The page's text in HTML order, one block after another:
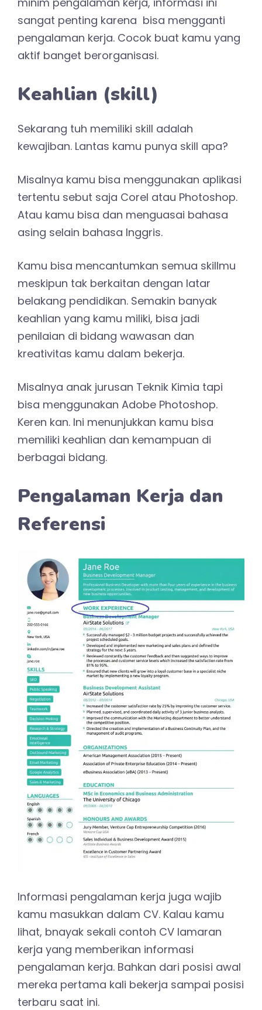
sangat penting karena bisa mengganti
pengalaman kerja. Cocok buat kamu yang
aktif banget berorganisasi.
Keahlian (skill)
Sekarang tuh memiliki skill adalah
kewajiban. Lantas kamu punya skill apa?
Misalnya kamu bisa menggunakan aplikasi
tertentu sebut saja Corel atau Photoshop.
Atau kamu bisa dan menguasai bahasa
asing selain bahasa Inggris.
Kamu bisa mencantumkan semua skillmu
meskipun tak berkaitan dengan latar
belakang pendidikan. Semakin banyak
keahlian yang kamu miliki, bisa jadi
penilaian di bidang wawasan dan
kreativitas kamu dalam bekerja.
Misalnya anak jurusan Teknik Kimia tapi
bisa menggunakan Adobe Photoshop.
Keren kan. Ini menunjukkan kamu bisa
memiliki keahlian dan kemampuan di
berbagai bidang.
Pengalaman Kerja dan
Referensi
Informasi pengalaman kerja juga wajib
kamu masukkan dalam CV. Kalau kamu
lihat, bnayak sekali contoh CV lamaran
kerja yang memberikan informasi
pengalaman kerja. Bahkan dari posisi awal
mereka pertama kali bekerja sampai posisi
terbaru saat ini.